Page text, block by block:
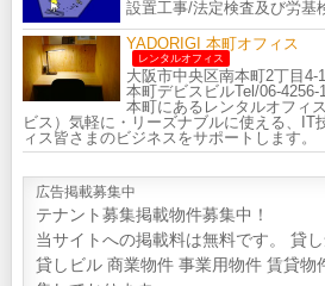
設置工事/法定検査及び労基
YADORIGI 本町オフィス
レンタルオフィス
大阪市中央区南本町2丁目4-
本町デビスビルTel/06-4256-
本町にあるレンタルオフィ
ビス）気軽に・リーズナブルに使える、IT
ィス皆さまのビジネスをサポートします。
広告掲載募集中
テナント募集掲載物件募集中！
当サイトへの掲載料は無料です。 貸
貸しビル 商業物件 事業用物件 賃貸物